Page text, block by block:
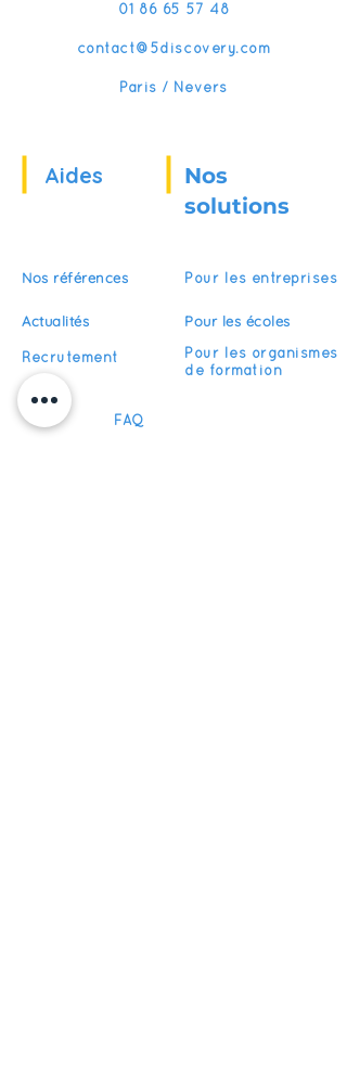
01 86 65 57 48
contact@5discovery.com
Paris / Nevers
Aides
Nos
solutions
Nos références
Actualités
Recrutement
Pour les entreprises
Pour les écoles
Pour les organismes
de formation
FAQ